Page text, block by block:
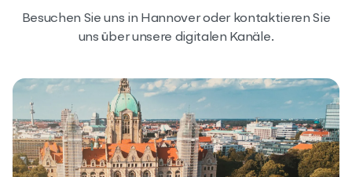
Besuchen Sie uns in Hannover oder kontaktieren Sie
uns über unsere digitalen Kanäle.